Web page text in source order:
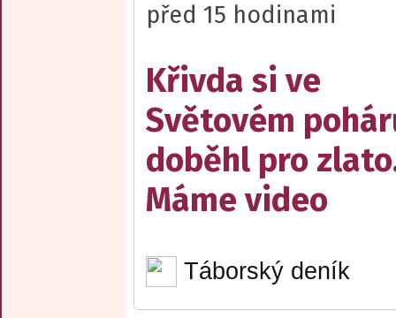
před 15 hodinami
Křivda si ve
Světovém
doběhl pro
Máme video
Táborský deník